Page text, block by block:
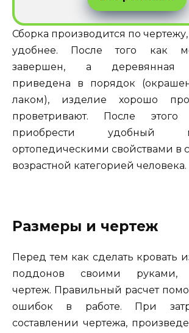
Сборка производится по чертежу,
удобнее. После того как
завершен, а деревянная
приведена в порядок
лаком), изделие хорошо
проветривают. После этого
приобрести удобный
ортопедическими свойствами в
возрастной категорией человека.
Размеры и чертеж
Перед тем как сделать кровать
поддонов своими руками,
чертеж. Правильный расчет
ошибок в работе. При
составлении чертежа,